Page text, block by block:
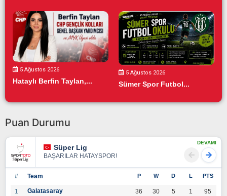
5 Ağustos 2026
Hataylı Berfin Taylan,...
5 Ağustos 2026
Sümer Spor Futbol...
Puan Durumu
Süper Lig
BAŞARILAR HATAYSPOR!
DEVAMI
# Team P W D L PTS
1 Galatasaray 36 30 5 1
95